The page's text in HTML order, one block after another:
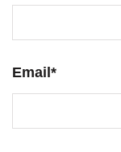
Email *